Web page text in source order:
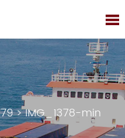
>IMG_1378-min